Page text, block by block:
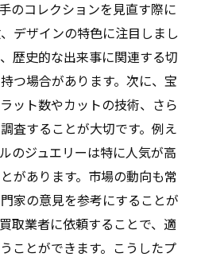
のコレクションを見直す際に
デザインの特色に注目しまし
歴史的な出来事に関連する切
つ場合があります。次に、宝
ット数やカットの技術、さら
査することが大切です。例え
のジュエリーは特に人気が高
があります。市場の動向も常
家の意見を参考にすることが
取業者に依頼することで、適
ことができます。こうしたプ